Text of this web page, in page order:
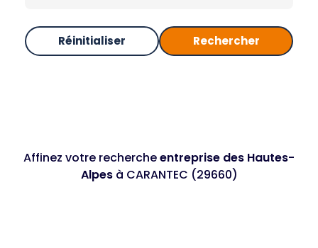
Réinitialiser Rechercher
Affinez votre rechercheentreprise des Hautes-
Alpesà CARANTEC (29660)